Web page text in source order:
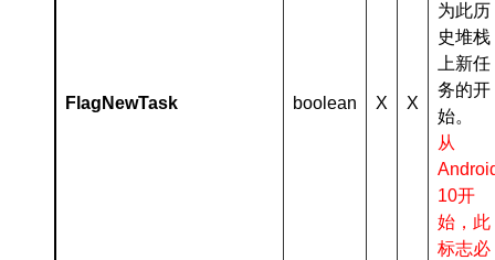
FlagNewTask boolean X X
为此历
史堆栈
上新任
务的开
始。
从
10开
始，此
标志必